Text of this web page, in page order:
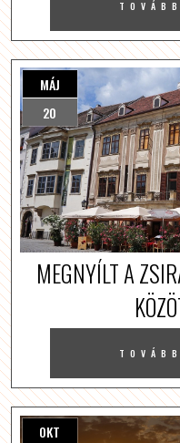
MÁJ
20
MEGNYÍLT A
OKT